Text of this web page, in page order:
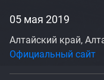
05 мая 2019
Алтайский край,
Официальный сайт